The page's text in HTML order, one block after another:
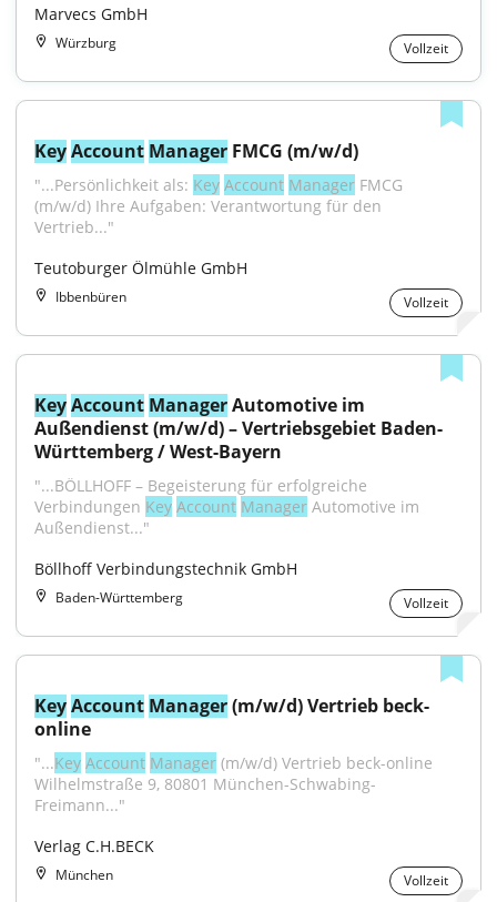
Marvecs GmbH
Würzburg Vollzeit
KeyAccount Manager FMCG (m/w/d)
"...Persönlichkeit als: Key Account Manager FMCG
(m/w/d) Ihre Aufgaben: Verantwortung für den
Vertrieb..."
Teutoburger Ölmühle GmbH
Ibbenbüren Vollzeit
KeyAccount Manager Automotive im
Außendienst (m/w/d) – Vertriebsgebiet Baden-
Württemberg / West-Bayern
"...BÖLLHOFF – Begeisterung für erfolgreiche
Verbindungen Key Account Manager Automotive im
Außendienst..."
Böllhoff Verbindungstechnik GmbH
Baden-Württemberg Vollzeit
KeyAccount Manager (m/w/d) Vertrieb beck-
online
"...Key Account Manager (m/w/d) Vertrieb beck-online
Wilhelmstraße 9, 80801 München-Schwabing-
Freimann..."
Verlag C.H.BECK
München Vollzeit